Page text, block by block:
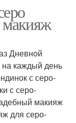
макияж
Дневной
каждый день
с серо-
с серо-
макияж
для серо-